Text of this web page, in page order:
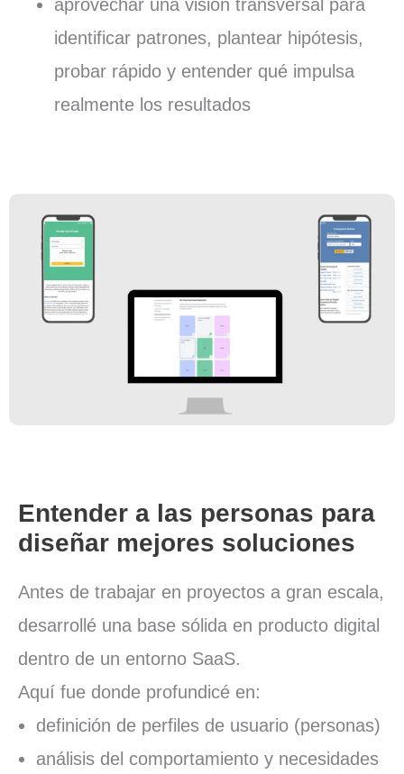
aprovechar una visión transversal para
identificar patrones, plantear hipótesis,
probar rápido y entender qué impulsa
realmente los resultados
Entender a las personas para
diseñar mejores soluciones
Antes de trabajar en proyectos a gran escala,
desarrollé una base sólida en producto digital
dentro de un entorno SaaS.
Aquí fue donde profundicé en:
definición de perfiles de usuario (personas)
análisis del comportamiento y necesidades